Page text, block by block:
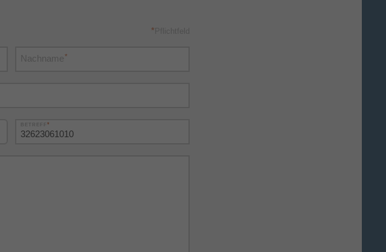
*
Nachname*
*